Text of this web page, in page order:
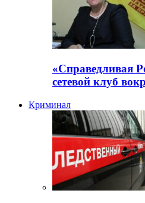
«Справедливая
сетевой клуб
Криминал